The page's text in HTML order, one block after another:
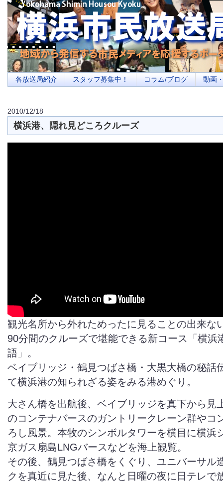
横浜の地域メディア、地域・市民・放送局・メディアを応援するポータルサ
を目指します
各放送局紹介 スタッフ募集中！ コラム/ブログ 動画
2010/12/18
横浜港、隠れ見どころクルーズ
観光名所から外れためったに見ることの出来な
90分間のクルーズで堪能できる新コース「横浜
語」。
ベイブリッジ・鶴見つばさ橋・大黒大橋の秘話
て横浜港の知られざる姿をみる港めぐり。
大さん橋を出航後、ベイブリッジを真下から見
のコンテナバースのガントリークレーン群やコ
ろし風景。本牧のシンボルタワーを横目に横浜
京ガス扇島LNGバースなどを海上観覧。
その後、鶴見つばさ橋をくぐり、ユニバーサル
クを真近に見た後、なんと日曜の夜に日テレで